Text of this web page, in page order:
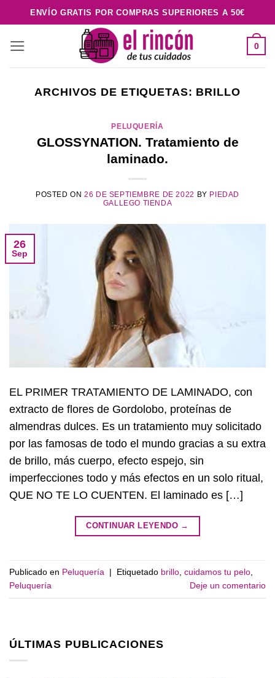
al
contenido
ENVÍO GRATIS POR COMPRAS SUPERIORES A 50€
0
ARCHIVOS DE ETIQUETAS: BRILLO
PELUQUERÍA
GLOSSYNATION. Tratamiento de
laminado.
POSTED ON26 DE SEPTIEMBRE DE 2022 BY PIEDAD
GALLEGO TIENDA
26
Sep
EL PRIMER TRATAMIENTO DE LAMINADO, con
extracto de flores de Gordolobo, proteínas de
almendras dulces. Es un tratamiento muy solicitado
por las famosas de todo el mundo gracias a su extra
de brillo, más cuerpo, efecto espejo, sin
imperfecciones todo y más efectos en un solo ritual,
QUE NO TE LO CUENTEN. El laminado es […]
CONTINUAR LEYENDO →
Publicado en Peluquería | Etiquetado brillo, cuidamos tu pelo,
Peluquería
Deje un comentario
ÚLTIMAS PUBLICACIONES